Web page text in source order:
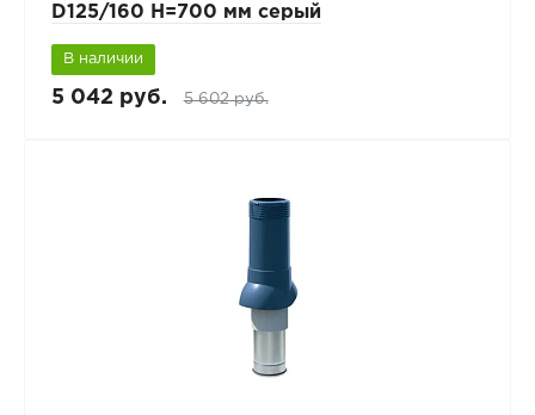
D125/160 H=700 мм серый
В наличии
5 042 руб. 5 602 руб.